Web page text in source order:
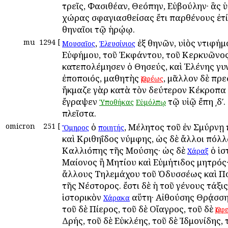
τρεῖς, Φασιθέαν, Θεόπην, Εὐβούλην· ἃς
χώρας σφαγιασθείσας ἔτι παρθένους
Ἀθηναῖοι τῷ ἡρῴῳ.
mu 1294 [ Μουσαῖος, Ἐλευσίνιος ἐξ Ἀθηνῶν, υἱὸς
Εὐφήμου, τοῦ Ἐκφάντου, τοῦ
κατεπολέμησεν ὁ Θησεύς, καὶ Ἑλένης
ἐποποιός, μαθητὴς Ὀρφέως, μᾶλλον δὲ
ἤκμαζε γὰρ κατὰ τὸν δεύτερον Κέκροπα
ἔγραψεν Ὑποθήκας Εὐμόλπῳ τῷ υἱῷ ἔπη
πλεῖστα.
omicron 251 [ Ὅμηρος ὁ ποιητής, Μέλητος τοῦ ἐν Σμύρνῃ
καὶ Κριθηΐδος νύμφης, ὡς δὲ ἄλλοι
Καλλιόπης τῆς Μούσης· ὡς δὲ Χάραξ ὁ
Μαίονος ἢ Μητίου καὶ Εὐμήτιδος
ἄλλους Τηλεμάχου τοῦ Ὀδυσσέως καὶ
τῆς Νέστορος. ἔστι δὲ ἡ τοῦ γένους
ἱστορικὸν Χάρακα αὕτη· Αἰθούσης
τοῦ δὲ Πίερος, τοῦ δὲ Οἴαγρος, τοῦ δὲ
Δρής, τοῦ δὲ Εὐκλέης, τοῦ δὲ Ἰδμονίδης,